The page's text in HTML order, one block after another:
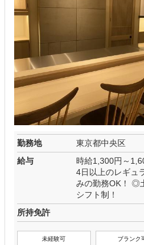
勤務地
東京都中央区
給与
時給1,300円～
4日以上のレギュ
みの勤務OK！ ◎
シフト制！
所持免許
未経験可 ブランク